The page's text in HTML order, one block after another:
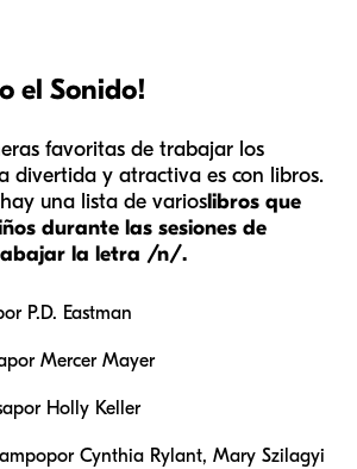
el Sonido!
favoritas de trabajar los
divertida y atractiva es con libros.
una lista de varioslibros que
durante las sesiones de
la letra /n/.
P.D. Eastman
por Mercer Mayer
por Holly Keller
por Cynthia Rylant, Mary Szilagyi